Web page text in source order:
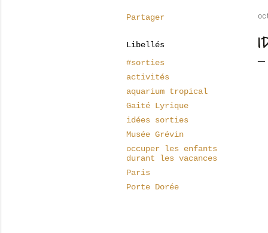
Partager
Libellés
#sorties
activités
aquarium tropical
Gaité Lyrique
idées sorties
Musée Grévin
occuper les enfants
durant les vacances
Paris
Porte Dorée